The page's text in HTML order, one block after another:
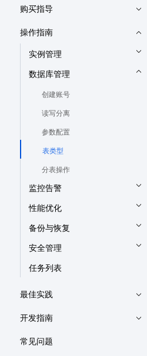
购买指导
操作指南
实例管理
数据库管理
创建账号
读写分离
参数配置
表类型
分表操作
监控告警
性能优化
备份与恢复
安全管理
任务列表
最佳实践
开发指南
常见问题